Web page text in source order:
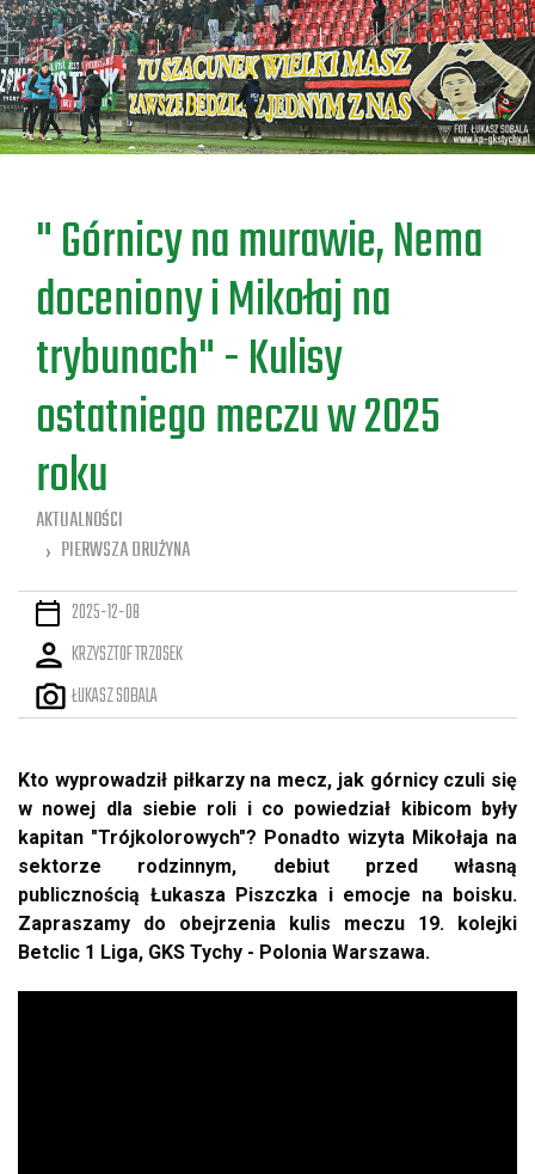
a
" Górnicy na murawie, Nema
doceniony i Mikołaj na
trybunach" - Kulisy
ostatniego meczu w 2025
roku
AKTUALNOŚCI
PIERWSZA DRUŻYNA
2025-12-08
KRZYSZTOF TRZOSEK
ŁUKASZ SOBALA
Kto wyprowadził piłkarzy na mecz, jak górnicy czuli się
w nowej dla siebie roli i co powiedział kibicom były
kapitan "Trójkolorowych"? Ponadto wizyta Mikołaja na
sektorze rodzinnym, debiut przed własną
publicznością Łukasza Piszczka i emocje na boisku.
Zapraszamy do obejrzenia kulis meczu 19. kolejki
Betclic 1 Liga, GKS Tychy - Polonia Warszawa.